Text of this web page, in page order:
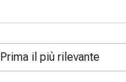
Prima il più rilevante